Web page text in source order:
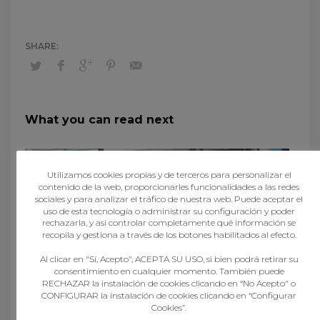
What you can read next
Utilizamos cookies propias y de terceros para personalizar el
contenido de la web, proporcionarles funcionalidades a las redes
sociales y para analizar el tráfico de nuestra web. Puede aceptar el
uso de esta tecnología o administrar su configuración y poder
rechazarla, y así controlar completamente qué información se
recopila y gestiona a través de los botones habilitados al efecto.
Al clicar en "Sí, Acepto", ACEPTA SU USO, si bien podrá retirar su
consentimiento en cualquier momento. También puede
RECHAZAR la instalación de cookies clicando en “No Acepto" o
CONFIGURAR la instalación de cookies clicando en “Configurar
Cookies”.